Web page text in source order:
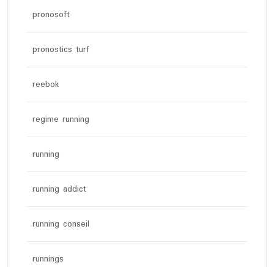
pronosoft
pronostics turf
reebok
regime running
running
running addict
running conseil
runnings